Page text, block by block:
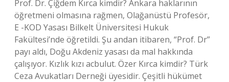
Prof. Dr. Çiğdem Kırca kimdir? Ankara haklarının
öğretmeni olmasına rağmen, Olağanüstü Profesör,
E -KOD Yasası Bilkelt Üniversitesi Hukuk
Fakültesi’nde öğretildi. Şu andan itibaren, “Prof. Dr”
payı aldı, Doğu Akdeniz yasası da mal hakkında
çalışıyor. Kızlık kızı acbulut. Özer Kırca kimdir? Türk
Ceza Avukatları Derneği üyesidir. Çeşitli hükümet